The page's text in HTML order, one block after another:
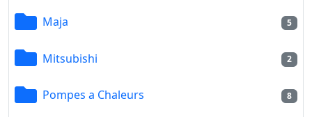
Maja 5
Mitsubishi 2
Pompes a Chaleurs 8